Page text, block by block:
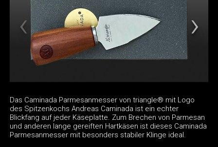
Das Caminada Parmesanmesser von triangle® mit Logo
des Spitzenkochs Andreas Caminada ist ein echter
Blickfang auf jeder Käseplatte. Zum Brechen von Parmesan
und anderen lange gereiften Hartkäsen ist dieses Caminada
Parmesanmesser mit besonders stabiler Klinge ideal.